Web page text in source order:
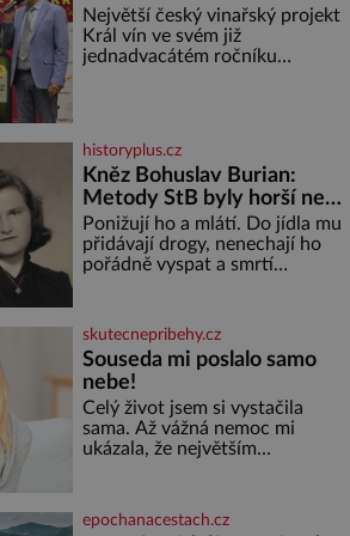
Největší český vinařský projekt
Král vín ve svém již
jednadvacátém ročníku
historyplus.cz
Kněz Bohuslav Burian:
Metody StB byly horší než
gestapácké trýznění
Ponižují ho a mlátí. Do jídla mu
přidávají drogy, nenechají ho
pořádně vyspat a smrtí
estébákům podepíše všechno,
co po něm chtějí. Svým
podpisem jim potvrdí také to, že
na něj během výslechů nikdo
nevyvíjel fyzický ani psychický
nátlak. Syn brněnského řezníka
chce být knězem a
skutecnepribehy.cz
Souseda mi poslalo samo
nebe!
Celý život jsem si vystačila
sama. Až vážná nemoc mi
ukázala, že největším
ochotný podat pomocnou ruku.
Vždycky jsem byla spíš
epochanacestach.cz